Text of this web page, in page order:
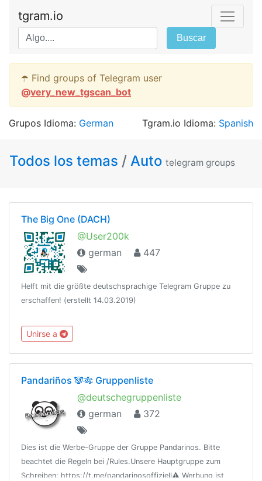
tgram.io
Buscar
☂️ Find groups of Telegram user
@very_new_tgscan_bot
Grupos Idioma: German Tgram.io Idioma: Spanish
Todos los temas / Auto telegram groups
The Big One (DACH)
@User200k
german
447
Helft mit die größte deutschsprachige Telegram Gruppe zu
erschaffen! (erstellt 14.03.2019)
Unirse a
Pandariños 🐼🎋 Gruppenliste
@deutschegruppenliste
german
372
Dies ist die Werbe-Gruppe der Gruppe Pandarinos. Bitte
beachtet die Regeln bei /Rules.Unsere Hauptgruppe zum
Schreiben: https://t.me/pandarinosoffiziell⚠️ Werbung ist